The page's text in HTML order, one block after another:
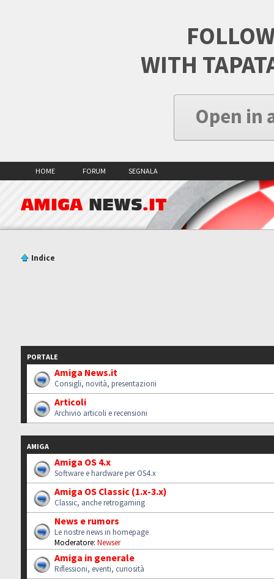
WITH
Open in
HOME FORUM SEGNALA
AMIGA NEWS.IT
Indice
PORTALE
Amiga News.it
Consigli, novità, presentazioni
Articoli
Archivio articoli e recensioni
AMIGA
Amiga OS 4.x
Software e hardware per OS4.x
Amiga OS Classic (1.x-3.x)
Classic, anche retrogaming
News e rumors
Le nostre news in homepage
Moderatore: Newser
Amiga in generale
Riflessioni, eventi, curiosità